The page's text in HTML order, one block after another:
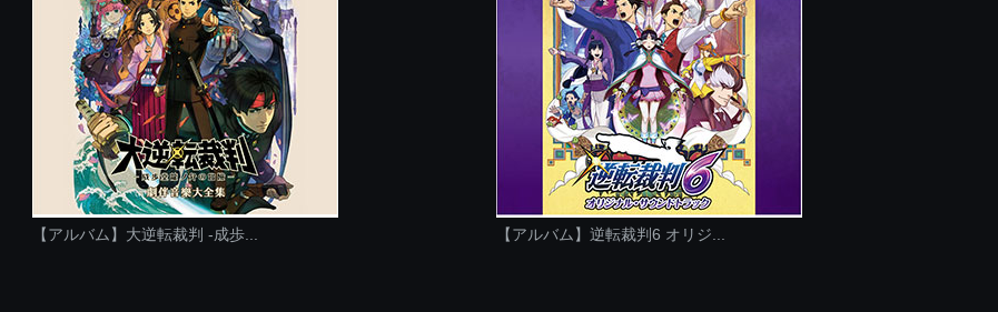
【アルバム】大逆転裁判 -成歩... 【アルバム】逆転裁判6 オリジ...